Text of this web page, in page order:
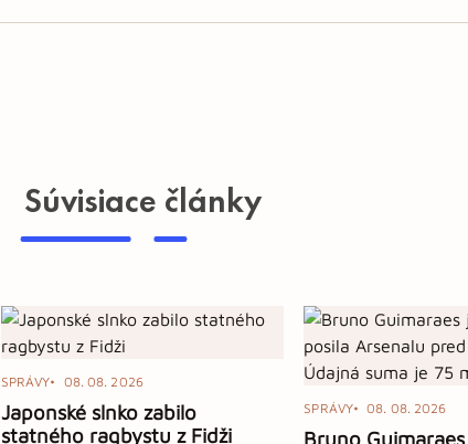
Súvisiace články
SPRÁVY 08. 08. 2026
Japonské slnko zabilo
statného ragbystu z Fidži
SPRÁVY 08. 08. 2026
Bruno